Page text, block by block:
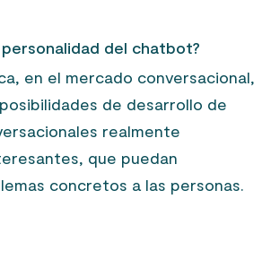
del chatbot?
en el mercado conversacional,
de desarrollo de
realmente
que puedan
concretos a las personas.